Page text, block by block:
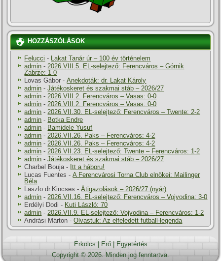
HOZZÁSZÓLÁSOK
Felucci - Lakat Tanár úr – 100 év történelem
admin -2026.VIII.5. EL-selejtező: Ferencváros – Górnik
Zabrze: 1-0
Lovas Gábor -Anekdoták: dr. Lakat Károly
admin -Játékoskeret és szakmai stáb – 2026/27
admin -2026.VIII.2. Ferencváros – Vasas: 0-0
admin -2026.VIII.2. Ferencváros – Vasas: 0-0
admin -2026.VII.30. EL-selejtező: Ferencváros – Twente: 2-2
admin - Botka Endre
admin - Bamidele Yusuf
admin -2026.VII.26. Paks – Ferencváros: 4-2
admin -2026.VII.26. Paks – Ferencváros: 4-2
admin -2026.VII.23. EL-selejtező: Twente – Ferencváros: 1-2
admin -Játékoskeret és szakmai stáb – 2026/27
Charbel Bouja- Itt a háboru!
Lucas Fuentes -A Ferencvárosi Torna Club elnökei: Mailinger
Béla
Laszlo dr.Kincses -Átigazolások – 2026/27 (nyár)
admin -2026.VII.16. EL-selejtező: Ferencváros – Vojvodina: 3-0
Erdélyi Dodi - Kuti László: 70
admin -2026.VII.9. EL-selejtező: Vojvodina – Ferencváros: 1-2
Andrási Márton -Olvastuk: Az elfeledett futball-legenda
Erkölcs Erő|
Egyetértés
Copyright © 2026. Minden jog fenntartva.